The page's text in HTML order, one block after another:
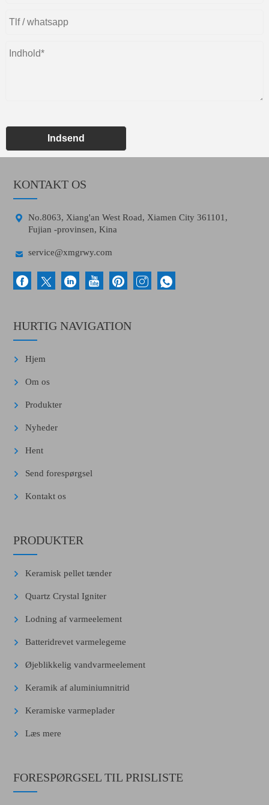
Indsend
KONTAKT OS

No.8063, Xiang'an West Road, Xiamen City 361101,
Fujian -provinsen, Kina
 service@xmgrwy.com
HURTIG NAVIGATION
Hjem
Om os
Produkter
Nyheder
Hent
Send forespørgsel
Kontakt os
PRODUKTER
Keramisk pellet tænder
Quartz Crystal Igniter
Lodning af varmeelement
Batteridrevet varmelegeme
Øjeblikkelig vandvarmeelement
Keramik af aluminiumnitrid
Keramiske varmeplader
Læs mere
FORESPØRGSEL TIL PRISLISTE